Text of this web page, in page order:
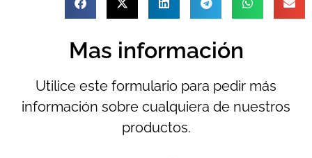
Mas información
Utilice este formulario para pedir más
información sobre cualquiera de nuestros
productos.